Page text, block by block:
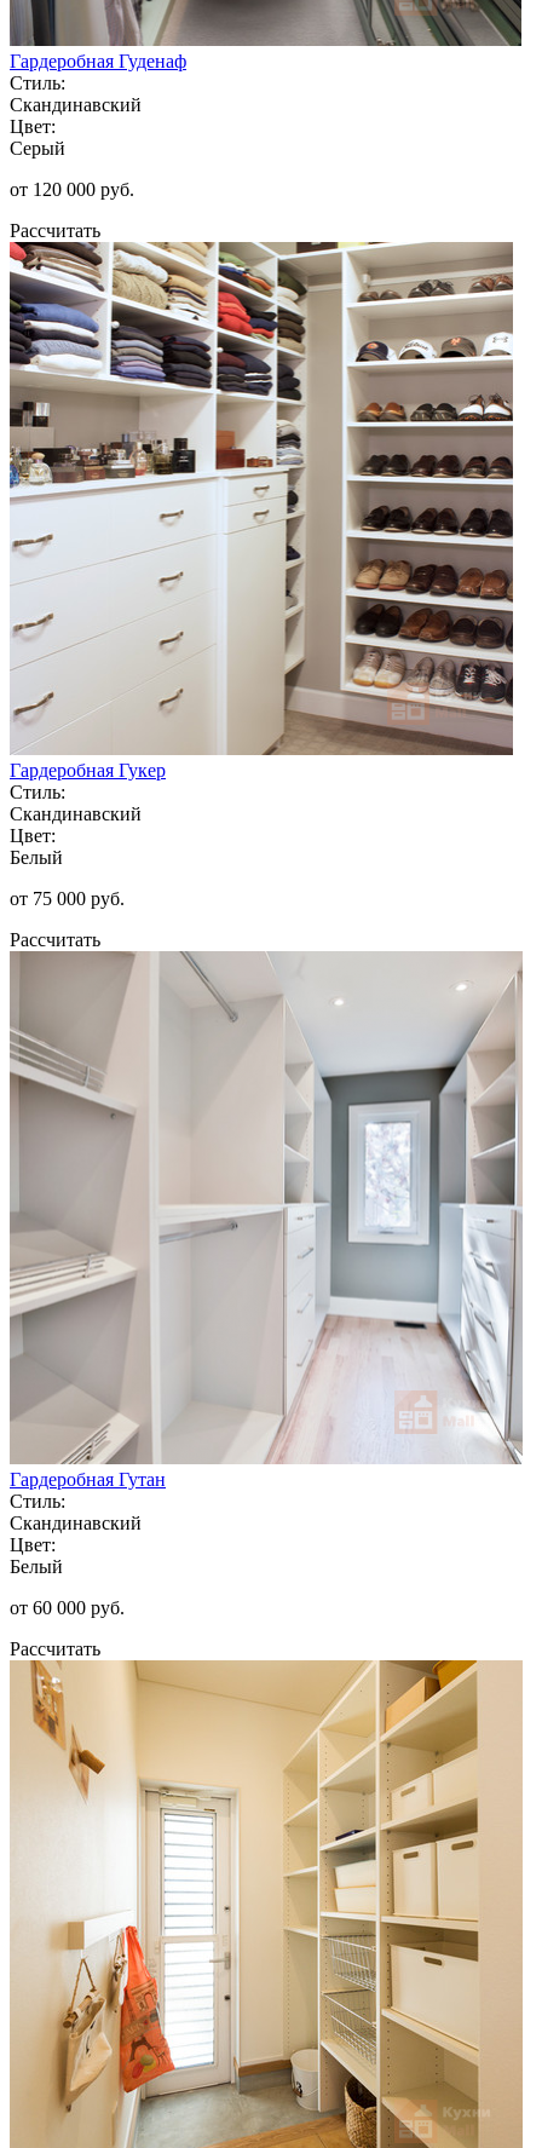
Гардеробная Гуденаф
Стиль:
Скандинавский
Цвет:
Серый
от 120 000 руб.
Рассчитать
Гардеробная Гукер
Стиль:
Скандинавский
Цвет:
Белый
от 75 000 руб.
Рассчитать
Гардеробная Гутан
Стиль:
Скандинавский
Цвет:
Белый
от 60 000 руб.
Рассчитать